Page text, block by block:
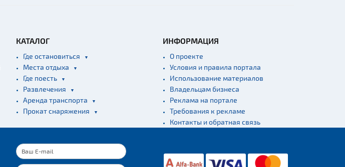
КАТАЛОГ
Где остановиться
Места отдыха
Где поесть
Развлечения
Аренда транспорта
Прокат снаряжения
ИНФОРМАЦИЯ
О проекте
Условия и правила портала
Использование материалов
Владельцам бизнеса
Реклама на портале
Требования к рекламе
Контакты и обратная связь